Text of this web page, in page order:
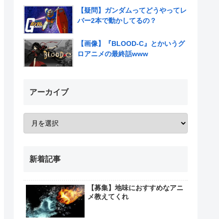
【疑問】ガンダムってどうやってレ
バー2本で動かしてるの？
【画像】『BLOOD-C』とかいうグ
ロアニメの最終話www
アーカイブ
新着記事
【募集】地味におすすめなアニ
メ教えてくれ